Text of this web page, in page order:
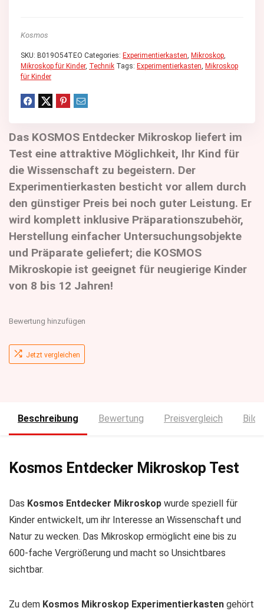
Kosmos
SKU: B019O54TEO Categories: Experimentierkasten, Mikroskop,
Mikroskop für Kinder, Technik Tags: Experimentierkasten, Mikroskop
für Kinder
Das KOSMOS Entdecker Mikroskop liefert im
Test eine attraktive Möglichkeit, Ihr Kind für
die Wissenschaft zu begeistern. Der
Experimentierkasten besticht vor allem durch
den günstiger Preis bei noch guter Leistung. Er
wird komplett inklusive Präparationszubehör,
Herstellung einfacher Untersuchungsobjekte
und Präparate geliefert; die KOSMOS
Mikroskopie ist geeignet für neugierige Kinder
von 8 bis 12 Jahren!
Bewertung hinzufügen
Jetzt vergleichen
Beschreibung Bewertung Preisvergleich
Kosmos Entdecker Mikroskop Test
Das Kosmos Entdecker Mikroskop wurde speziell für
Kinder entwickelt, um ihr Interesse an Wissenschaft und
Natur zu wecken. Das Mikroskop ermöglicht eine bis zu
600-fache Vergrößerung und macht so Unsichtbares
sichtbar.
Zu dem Kosmos Mikroskop Experimentierkasten gehört